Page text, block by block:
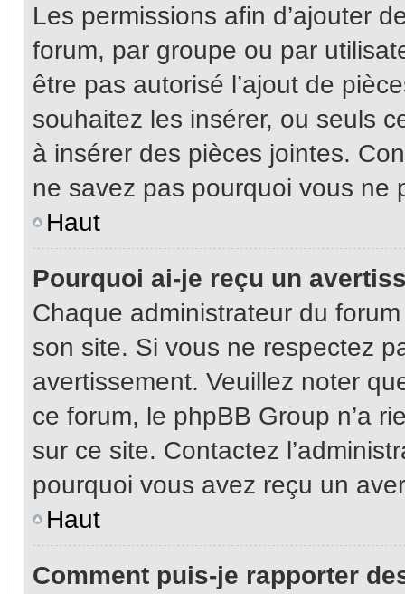
Les permissions afin d’ajouter
forum, par groupe ou par
être pas autorisé l’ajout de
souhaitez les insérer, ou seuls
à insérer des pièces jointes.
ne savez pas pourquoi vous ne
Haut
Pourquoi ai-je reçu un
Chaque administrateur du
son site. Si vous ne respectez
avertissement. Veuillez noter
ce forum, le phpBB Group n’a
sur ce site. Contactez
pourquoi vous avez reçu un
Haut
Comment puis-je rapporter